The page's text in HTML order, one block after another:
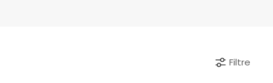
Filtre